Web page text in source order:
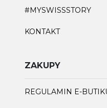
#MYSWISSSTORY
KONTAKT
ZAKUPY
REGULAMIN E-